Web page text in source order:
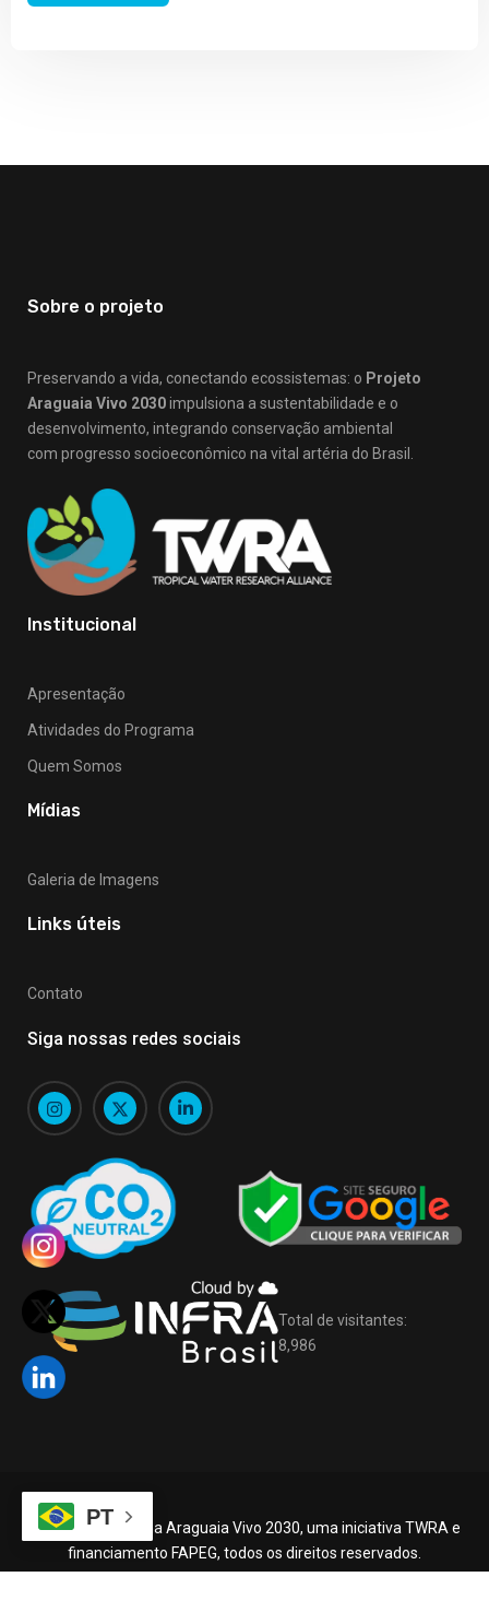
Sobre o projeto
Preservando a vida, conectando ecossistemas: o Projeto
Araguaia Vivo 2030impulsiona a sustentabilidade e o
desenvolvimento, integrando conservação ambiental
com progresso socioeconômico na vital artéria do Brasil.
Institucional
Apresentação
Atividades do Programa
Quem Somos
Mídias
Galeria de Imagens
Links úteis
Contato
Siga nossas redes sociais
Total de visitantes:
8,986
©2026 – Programa Araguaia Vivo 2030, uma iniciativa TWRA e
financiamento FAPEG, todos os direitos reservados.
PT